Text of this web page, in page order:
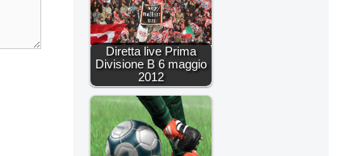
Diretta live Prima
Divisione B 6 maggio
2012